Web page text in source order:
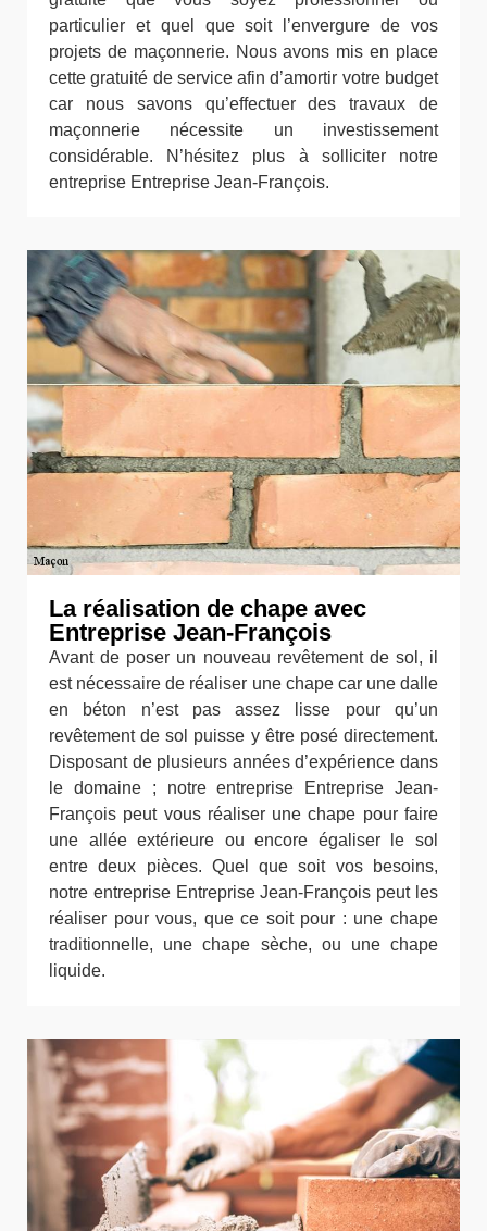
particulier et quel que soit l’envergure de vos
projets de maçonnerie. Nous avons mis en place
cette gratuité de service afin d’amortir votre budget
car nous savons qu’effectuer des travaux de
maçonnerie nécessite un investissement
considérable. N’hésitez plus à solliciter notre
entreprise Entreprise Jean-François.
La réalisation de chape avec
Entreprise Jean-François
Avant de poser un nouveau revêtement de sol, il
est nécessaire de réaliser une chape car une dalle
en béton n’est pas assez lisse pour qu’un
revêtement de sol puisse y être posé directement.
Disposant de plusieurs années d’expérience dans
le domaine ; notre entreprise Entreprise Jean-
François peut vous réaliser une chape pour faire
une allée extérieure ou encore égaliser le sol
entre deux pièces. Quel que soit vos besoins,
notre entreprise Entreprise Jean-François peut les
réaliser pour vous, que ce soit pour : une chape
traditionnelle, une chape sèche, ou une chape
liquide.